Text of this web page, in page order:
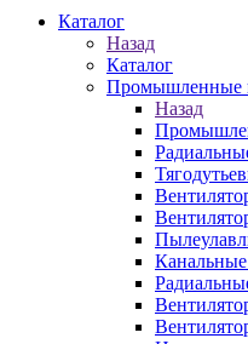
Каталог
Назад
Каталог
Промышленные
Назад